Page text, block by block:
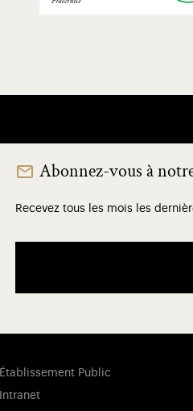
Abonnez-vous à
Recevez tous les mois les
Établissement Public
Intranet